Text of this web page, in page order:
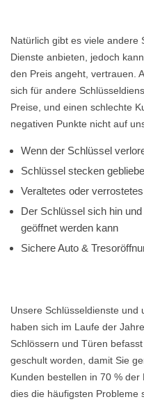
Natürlich gibt es viele andere
Dienste anbieten, jedoch
den Preis angeht, vertrauen.
sich für andere
Preise, und einen schlechte
negativen Punkte nicht auf
Wenn der Schlüssel
Schlüssel stecken
Veraltetes oder
Der Schlüssel sich hin
geöffnet werden kann
Sichere Auto &
Unsere Schlüsseldienste
haben sich im Laufe der
Schlössern und Türen
geschult worden, damit Sie
Kunden bestellen in 70 %
dies die häufigsten Probleme